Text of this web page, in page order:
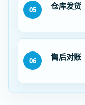
05 仓库发货
06 售后对账